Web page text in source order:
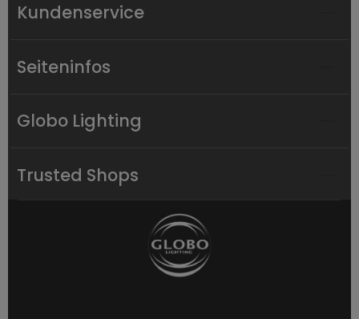
Kundenservice
Seiteninfos
Globo Lighting
Trusted Shops